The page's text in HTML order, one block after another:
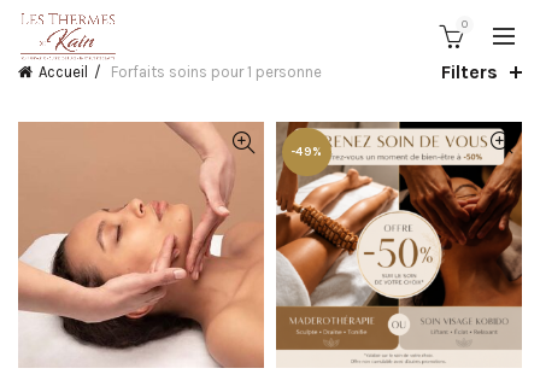
0
Accueil Forfaits soins pour 1 personne Filters
-49%